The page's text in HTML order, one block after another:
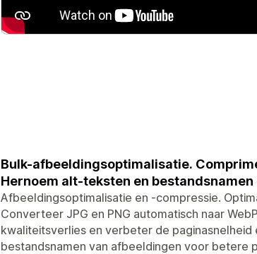
Bulk-afbeeldingsoptimalisatie.
Hernoem alt-teksten en bestandsnamen
Afbeeldingsoptimalisatie en -compressie.
Converteer JPG en PNG automatisch naar
kwaliteitsverlies en verbeter de
bestandsnamen van afbeeldingen voor betere